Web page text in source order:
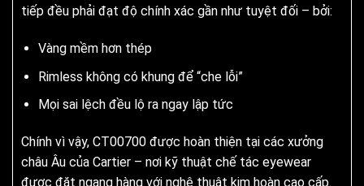
tiếp đều phải đạt độ chính xác gần như tuyệt đối – bởi:
Vàng mềm hơn thép
Rimless không có khung để “che lỗi”
Mọi sai lệch đều lộ ra ngay lập tức
Chính vì vậy, CT00700 được hoàn thiện tại các xưởng
châu Âu của Cartier – nơi kỹ thuật chế tác eyewear
được đặt ngang hàng với nghệ thuật kim hoàn cao cấp.